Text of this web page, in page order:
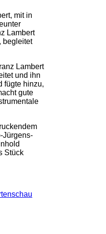
mit in
Lambert
begleitet
Lambert
und ihn
fügte hinzu,
gute
Jürgens-
Stück